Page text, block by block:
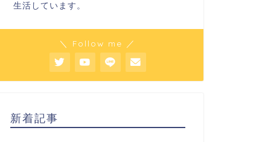
生活しています。
＼ Follow me ／
新着記事